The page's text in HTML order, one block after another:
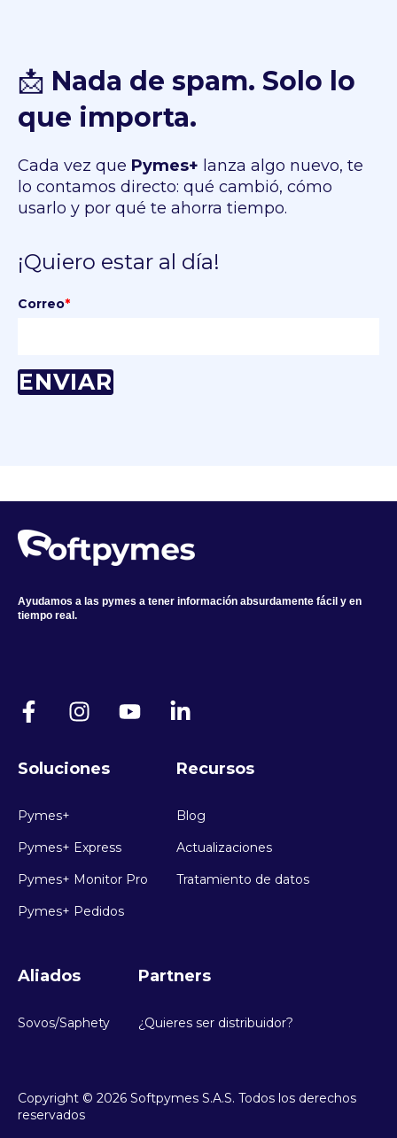
📩 Nada de spam. Solo lo
que importa.
Cada vez que Pymes+ lanza algo nuevo, te
lo contamos directo: qué cambió, cómo
usarlo y por qué te ahorra tiempo.
¡Quiero estar al día!
Correo*
Ayudamos a las pymes a tener información absurdamente fácil y en
tiempo real.
Soluciones
Pymes+
Pymes+ Express
Pymes+ Monitor Pro
Pymes+ Pedidos
Recursos
Blog
Actualizaciones
Tratamiento de datos
Aliados
Sovos/Saphety
Partners
¿Quieres ser distribuidor?
Copyright © 2026 Softpymes S.A.S. Todos los derechos
reservados